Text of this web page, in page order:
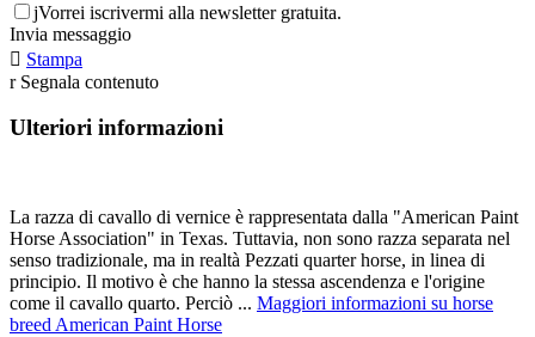
jVorrei iscrivermi alla newsletter gratuita.
Invia messaggio
 Stampa
r Segnala contenuto
Ulteriori informazioni
La razza di cavallo di vernice è rappresentata dalla "American Paint
Horse Association" in Texas. Tuttavia, non sono razza separata nel
senso tradizionale, ma in realtà Pezzati quarter horse, in linea di
principio. Il motivo è che hanno la stessa ascendenza e l'origine
come il cavallo quarto. Perciò ... Maggiori informazioni su horse
breed American Paint Horse